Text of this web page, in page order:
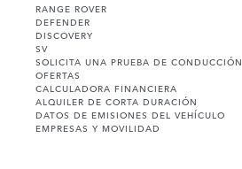
RANGE ROVER
DEFENDER
DISCOVERY
SV
SOLICITA UNA PRUEBA DE CONDUCCIÓN
OFERTAS
CALCULADORA FINANCIERA
ALQUILER DE CORTA DURACIÓN
DATOS DE EMISIONES DEL VEHÍCULO
EMPRESAS Y MOVILIDAD